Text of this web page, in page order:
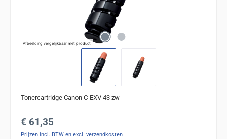
Afbeelding vergelijkbaar met product
Tonercartridge Canon C-EXV 43 zw
Normale prijs:
€ 61,35
Prijzen incl. BTW en excl. verzendkosten